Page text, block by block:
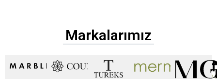
Markalarımız
since 1964